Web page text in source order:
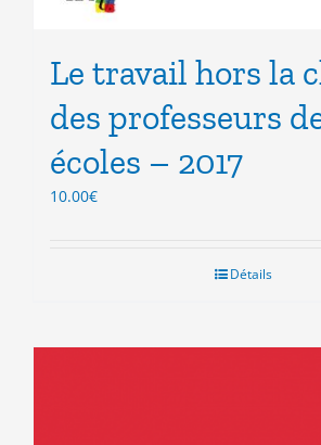
Le travail hors la
des professeurs
écoles – 2017
10.00€
Détails